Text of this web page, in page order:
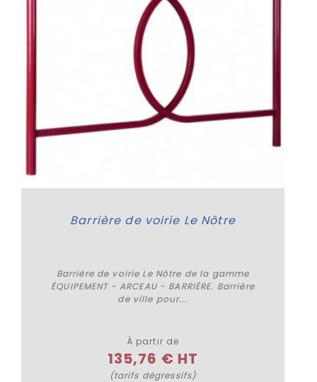
Barrière de voirie Le Nôtre
Barrière de voirie Le Nôtre de la gamme
ÉQUIPEMENT - ARCEAU - BARRIÈRE. Barrière
de ville pour...
À partir de
135,76 € HT
(tarifs dégressifs)